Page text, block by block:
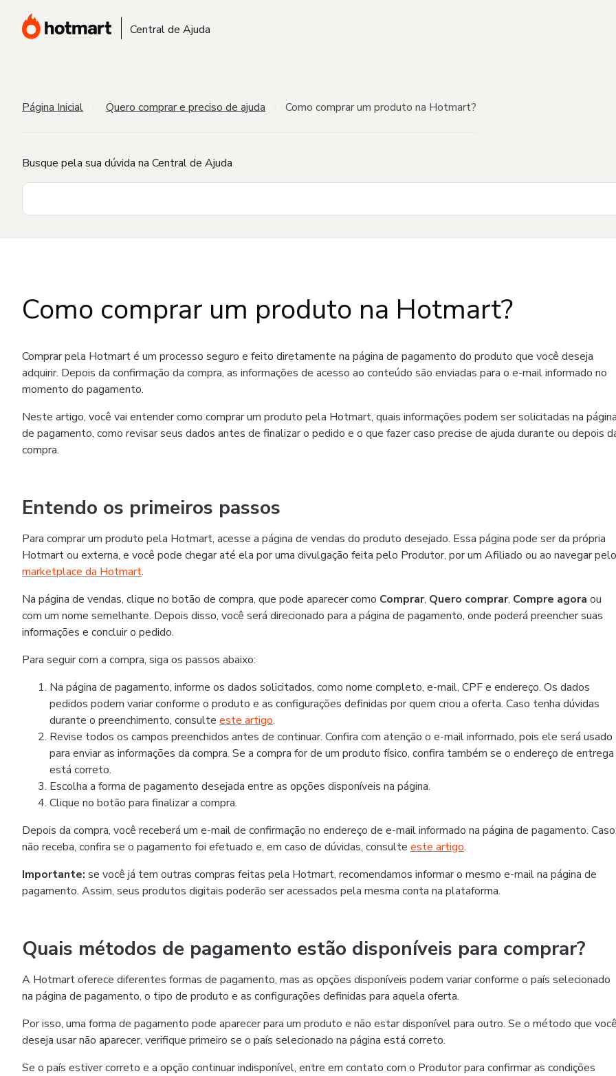
Central de Ajuda
Página Inicial Quero comprar e preciso de ajuda Como comprar um produto na Hotmart?
Busque pela sua dúvida na Central de Ajuda
Como comprar um produto na Hotmart?
Comprar pela Hotmart é um processo seguro e feito diretamente na página de pagamento do produto que você deseja
adquirir. Depois da confirmação da compra, as informações de acesso ao conteúdo são enviadas para o e-mail informado no
momento do pagamento.
Neste artigo, você vai entender como comprar um produto pela Hotmart, quais informações podem ser solicitadas na
de pagamento, como revisar seus dados antes de finalizar o pedido e o que fazer caso precise de ajuda durante ou depois
compra.
Entendo os primeiros passos
Para comprar um produto pela Hotmart, acesse a página de vendas do produto desejado. Essa página pode ser da própria
Hotmart ou externa, e você pode chegar até ela por uma divulgação feita pelo Produtor, por um Afiliado ou ao navegar pelo
marketplace da Hotmart.
Na página de vendas, clique no botão de compra, que pode aparecer como Comprar, Quero comprar, Compre agora ou
com um nome semelhante. Depois disso, você será direcionado para a página de pagamento, onde poderá preencher suas
informações e concluir o pedido.
Para seguir com a compra, siga os passos abaixo:
Na página de pagamento, informe os dados solicitados, como nome completo, e-mail, CPF e endereço. Os dados
pedidos podem variar conforme o produto e as configurações definidas por quem criou a oferta. Caso tenha dúvidas
durante o preenchimento, consulte este artigo.
Revise todos os campos preenchidos antes de continuar. Confira com atenção o e-mail informado, pois ele será usado
para enviar as informações da compra. Se a compra for de um produto físico, confira também se o endereço de entrega
está correto.
Escolha a forma de pagamento desejada entre as opções disponíveis na página.
Clique no botão para finalizar a compra.
Depois da compra, você receberá um e-mail de confirmação no endereço de e-mail informado na página de pagamento. Caso
não receba, confira se o pagamento foi efetuado e, em caso de dúvidas, consulte este artigo.
Importante: se você já tem outras compras feitas pela Hotmart, recomendamos informar o mesmo e-mail na página de
pagamento. Assim, seus produtos digitais poderão ser acessados pela mesma conta na plataforma.
Quais métodos de pagamento estão disponíveis para comprar?
A Hotmart oferece diferentes formas de pagamento, mas as opções disponíveis podem variar conforme o país selecionado
na página de pagamento, o tipo de produto e as configurações definidas para aquela oferta.
Por isso, uma forma de pagamento pode aparecer para um produto e não estar disponível para outro. Se o método que
deseja usar não aparecer, verifique primeiro se o país selecionado na página está correto.
Se o país estiver correto e a opção continuar indisponível, entre em contato com o Produtor para confirmar as condições